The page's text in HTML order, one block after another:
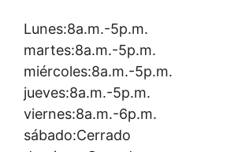
Lunes:8a.m.-5p.m.
martes:8a.m.-5p.m.
miércoles:8a.m.-5p.m.
jueves:8a.m.-5p.m.
viernes:8a.m.-6p.m.
sábado:Cerrado